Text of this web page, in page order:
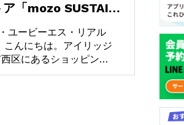
ア「mozo SUSTAI…
ユービーエス・リアル
んにちは。アイリッジ
区にあるショッピン…